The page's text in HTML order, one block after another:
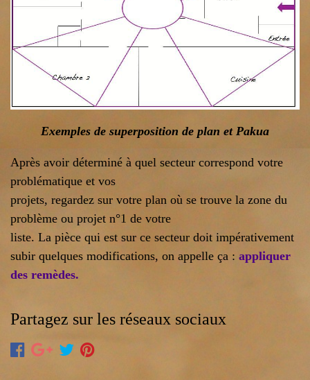
Exemples de superposition de plan et Pakua
Après avoir déterminé à quel secteur correspond votre
problématique et vos
projets, regardez sur votre plan où se trouve la zone du
problème ou projet n°1 de votre
liste. La pièce qui est sur ce secteur doit impérativement
subir quelques modifications, on appelle ça : appliquer
des remèdes.
Partagez sur les réseaux sociaux